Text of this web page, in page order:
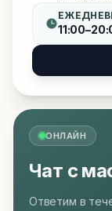
ОНЛАЙН
Чат с
Ответим в